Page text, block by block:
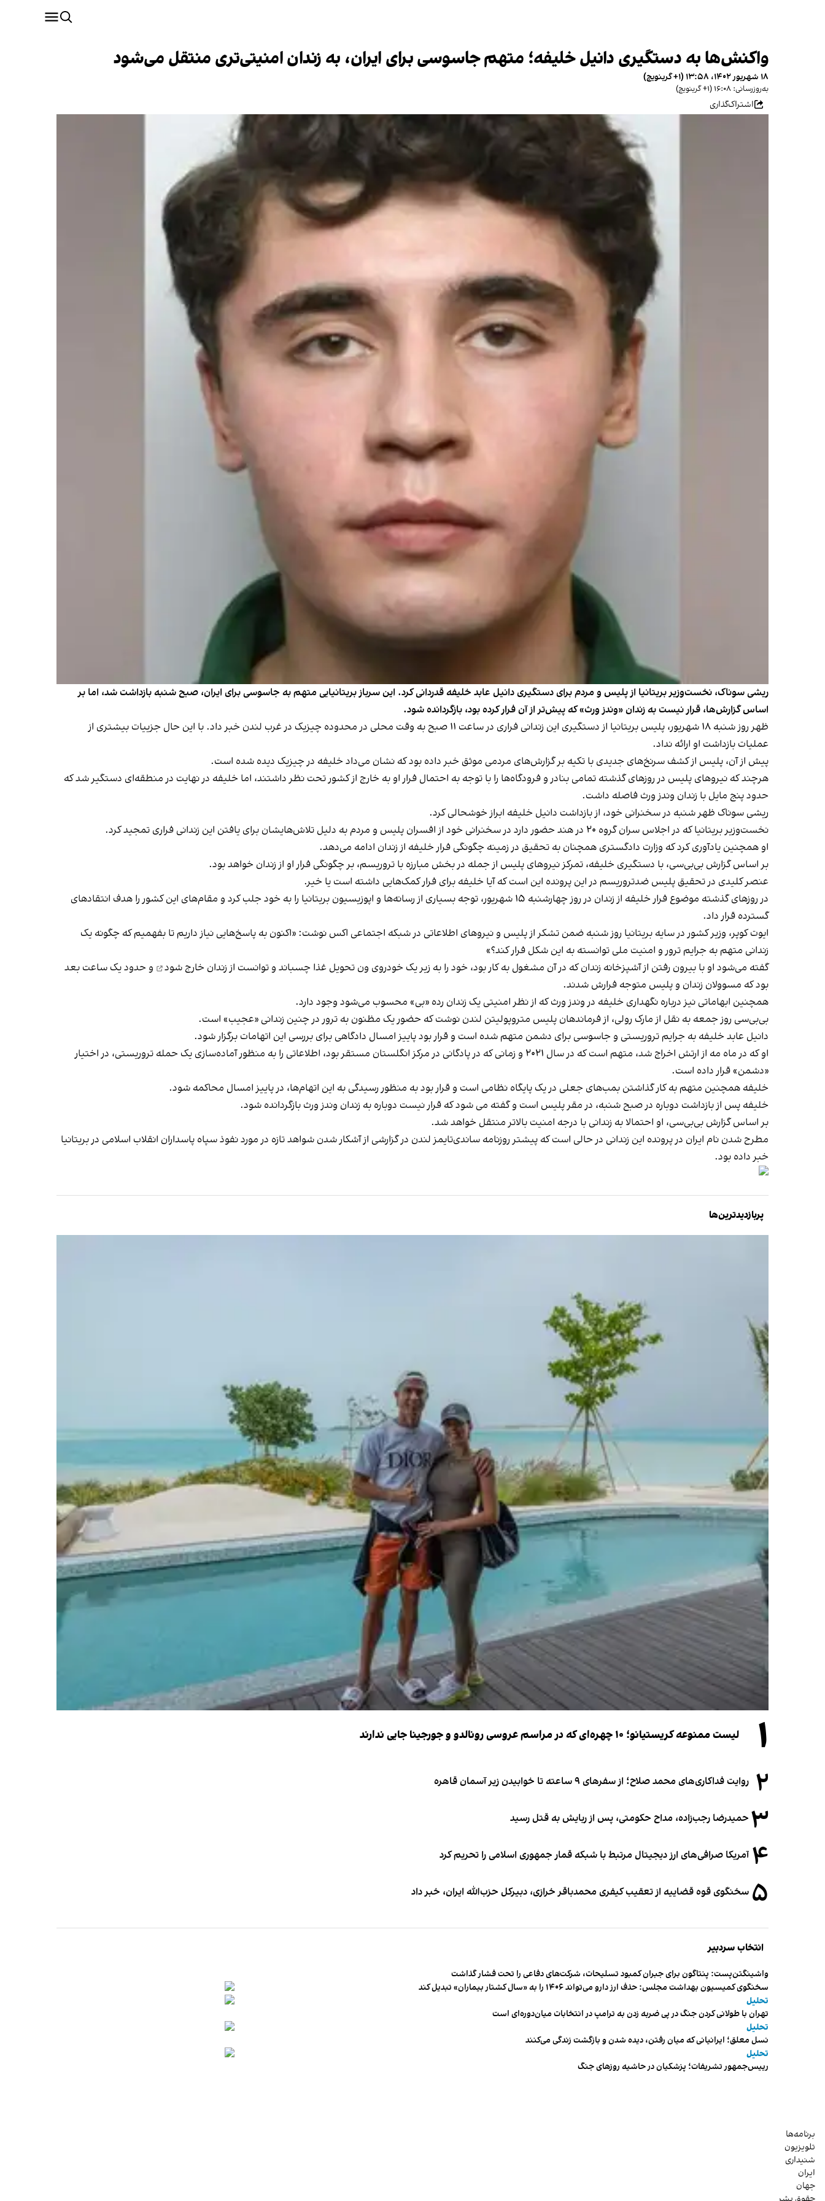
واکنش‌ها به دستگیری دانیل خلیفه؛ متهم جاسوسی برای ایران، به زندان امنیتی‌تری منتقل می‌شود
۱۸ شهریور ۱۴۰۲، ۱۳:۵۸ (‎+۱ گرینویچ)
به‌روزرسانی: ۱۶:۰۸ (‎+۱ گرینویچ)
اشتراک‌گذاری
ریشی سوناک، نخست‌وزیر بریتانیا از پلیس و مردم برای دستگیری دانیل عابد خلیفه قدردانی کرد. این سرباز بریتانیایی متهم به جاسوسی برای ایران، صبح شنبه بازداشت شد، اما بر
اساس گزارش‌ها، قرار نیست به زندان «وندز ورث» که پیش‌تر از آن فرار کرده بود، بازگردانده شود.
ظهر روز شنبه ۱۸ شهریور، پلیس بریتانیا از دستگیری این زندانی فراری در ساعت ۱۱ صبح به وقت محلی در محدوده چیزیک در غرب لندن خبر داد. با این حال جزییات بیشتری از
عملیات بازداشت او ارائه نداد.
پیش از آن، پلیس از کشف سرنخ‌های جدیدی با تکیه بر گزارش‌های مردمی موثق خبر داده بود که نشان می‌داد خلیفه در چیزیک دیده شده است.
هرچند که نیروهای پلیس در روزهای گذشته تمامی بنادر و فرودگاه‌ها را با توجه به احتمال فرار او به خارج از کشور تحت نظر داشتند، اما خلیفه در نهایت در منطقه‌ای دستگیر شد که
حدود پنج مایل با زندان وندز ورث فاصله داشت.
ریشی سوناک ظهر شنبه در سخنرانی خود، از بازداشت دانیل خلیفه ابراز خوشحالی کرد.
نخست‌وزیر بریتانیا که در اجلاس سران گروه ۲۰ در هند حضور دارد در سخنرانی خود از افسران پلیس و مردم به دلیل تلاش‌هایشان برای یافتن این زندانی فراری تمجید کرد.
او همچنین یادآوری کرد که وزارت دادگستری همچنان به تحقیق در زمینه چگونگی فرار خلیفه از زندان ادامه می‌دهد.
بر اساس گزارش بی‌بی‌سی، با دستگیری خلیفه، تمرکز نیروهای پلیس از جمله در بخش مبارزه با تروریسم، بر چگونگی فرار او از زندان خواهد بود.
عنصر کلیدی در تحقیق پلیس ضدتروریسم در این پرونده این است که آیا خلیفه برای فرار کمک‌هایی داشته است یا خیر.
در روزهای گذشته موضوع فرار خلیفه از زندان در روز چهارشنبه ۱۵ شهریور، توجه بسیاری از رسانه‌ها و اپوزیسیون بریتانیا را به خود جلب کرد و مقام‌های این کشور را هدف انتقادهای
گسترده قرار داد.
ایوت کوپر، وزیر کشور در سایه بریتانیا روز شنبه ضمن تشکر از پلیس و نیروهای اطلاعاتی در شبکه اجتماعی اکس نوشت: «اکنون به پاسخ‌هایی نیاز داریم تا بفهمیم که چگونه یک
زندانی متهم به جرایم ترور و امنیت ملی توانسته به این شکل فرار کند؟»
گفته می‌شود او با بیرون رفتن از آشپزخانه زندان که در آن مشغول به کار بود، خود را به زیر یک خودروی ون تحویل غذا چسباند و توانست از زندان خارج شود
و حدود یک ساعت بعد
بود که مسوولان زندان و پلیس متوجه فرارش شدند.
همچنین ابهاماتی نیز درباره نگهداری خلیفه در وندز ورث که از نظر امنیتی یک زندان رده «بی» محسوب می‌شود وجود دارد.
بی‌بی‌سی روز جمعه به نقل از مارک رولی، از فرماندهان پلیس متروپولیتن لندن نوشت که حضور یک مظنون به ترور در چنین زندانی «عجیب» است.
دانیل عابد خلیفه به جرایم تروریستی و جاسوسی برای دشمن متهم شده است و قرار بود پاییز امسال دادگاهی برای بررسی این اتهامات برگزار شود.
او که در ماه مه از ارتش اخراج شد، متهم است که در سال ۲۰۲۱ و زمانی که در پادگانی در مرکز انگلستان مستقر بود، اطلاعاتی را به منظور آماده‌سازی یک حمله تروریستی، در اختیار
«دشمن» قرار داده است.
خلیفه همچنین متهم به کار گذاشتن بمب‌های جعلی در یک پایگاه نظامی است و قرار بود به منظور رسیدگی به این اتهام‌ها، در پاییز امسال محاکمه شود.
خلیفه پس از بازداشت دوباره در صبح شنبه، در مقر پلیس است و گفته می شود که قرار نیست دوباره به زندان وندز ورث بازگردانده شود.
بر اساس گزارش بی‌بی‌سی، او احتمالا به زندانی با درجه امنیت بالاتر منتقل خواهد شد.
مطرح شدن نام ایران در پرونده این زندانی در حالی است که پیشتر روزنامه ساندی‌تایمز لندن در گزارشی از آشکار شدن شواهد تازه‌ در مورد نفوذ سپاه پاسداران انقلاب اسلامی در بریتانیا
خبر داده بود.
پربازدیدترین‌ها
۱ لیست ممنوعه کریستیانو؛ ۱۰ چهره‌ای که در مراسم عروسی رونالدو و جورجینا جایی ندارند
۲ روایت فداکاری‌های محمد صلاح؛ از سفرهای ۹ ساعته تا خوابیدن زیر آسمان قاهره
۳ حمیدرضا رجب‌زاده، مداح حکومتی، پس از ربایش به قتل رسید
۴ آمریکا صرافی‌های ارز دیجیتال مرتبط با شبکه قمار جمهوری اسلامی را تحریم کرد
۵ سخنگوی قوه قضاییه از تعقیب کیفری محمدباقر خرازی، دبیر‌کل حزب‌الله ایران، خبر داد
انتخاب سردبیر
واشینگتن‌پست: پنتاگون برای جبران کمبود تسلیحات، شرکت‌های دفاعی را تحت فشار گذاشت
سخنگوی کمیسیون بهداشت مجلس: حذف ارز دارو می‌تواند ۱۴۰۶ را به «سال کشتار بیماران» تبدیل کند
تحلیل
تهران با طولانی کردن جنگ در پی ضربه زدن به ترامپ در انتخابات میان‌دوره‌ای است
تحلیل
نسل معلق؛ ایرانیانی که میان رفتن، دیده شدن و بازگشت زندگی می‌کنند
تحلیل
رییس‌جمهور تشریفات؛ پزشکیان در حاشیه روزهای جنگ
برنامه‌ها
تلویزیون
شنیداری
ایران
جهان